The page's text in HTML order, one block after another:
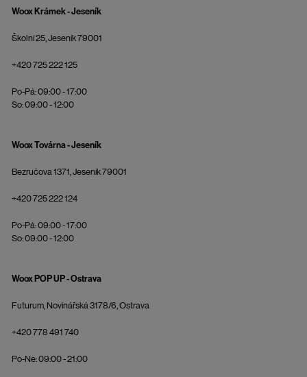
Woox Krámek - Jeseník
Školní 25, Jeseník 79001
+420 725 222 125
Po-Pá: 09:00 - 17:00
So: 09:00 - 12:00
Woox Továrna - Jeseník
Bezručova 1371, Jeseník 79001
+420 725 222 124
Po-Pá: 09:00 - 17:00
So: 09:00 - 12:00
Woox POP UP - Ostrava
Futurum, Novinářská 3178/6, Ostrava
+420 778 491 740
Po-Ne: 09:00 - 21:00